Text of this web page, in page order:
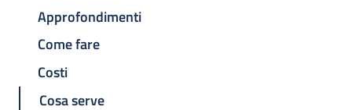
Approfondimenti
Come fare
Costi
Cosa serve